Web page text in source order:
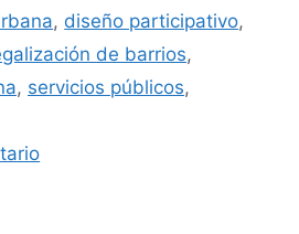
, diseño participativo,
de barrios,
, servicios públicos,